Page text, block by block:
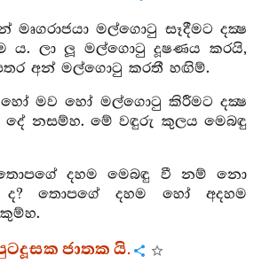
මෘගරාජයා මල්ගොටු සෑදීමට දක්‍ෂ
ය. ලා ලූ මල්ගොටු දූෂණය කරයි,
අන් මල්ගොටු කරතී හඟිම්.
හෝ මව හෝ මල්ගොටු කිරීමට දක්‍ෂ
නසම්හ. මේ වඳුරු කුලය මෙබඳු
තොපගේ දහම මෙබඳු වී නම් නො
තොපගේ දහම හෝ අදහම
ජාතක යි.